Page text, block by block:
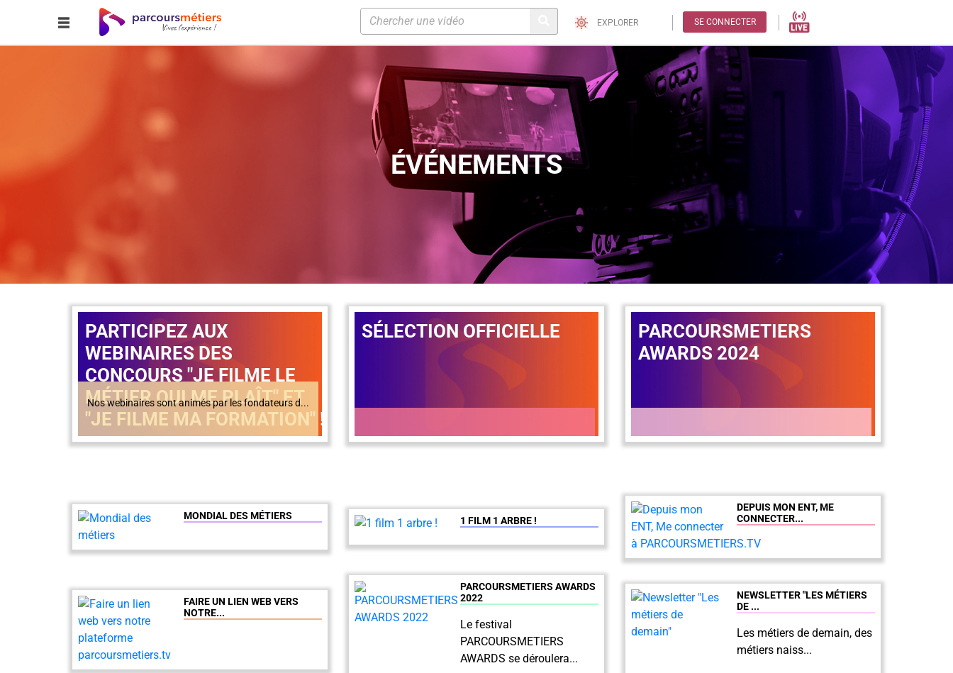
EXPLORER SE CONNECTER
ÉVÉNEMENTS
PARTICIPEZ AUX
WEBINAIRES DES
CONCOURS "JE FILME LE
MÉTIER QUI ME PLAÎT" ET
"JE FILME MA FORMATION" !
Nos webinaires sont animés par les fondateurs d...
SÉLECTION OFFICIELLE
PARCOURSMETIERS
AWARDS 2024
MONDIAL DES MÉTIERS 1 FILM 1 ARBRE !
DEPUIS MON ENT, ME
CONNECTER...
FAIRE UN LIEN WEB VERS
NOTRE...
PARCOURSMETIERS AWARDS
2022
Le festival
PARCOURSMETIERS
AWARDS se déroulera...
NEWSLETTER "LES MÉTIERS
DE ...
Les métiers de demain, des
métiers naiss...